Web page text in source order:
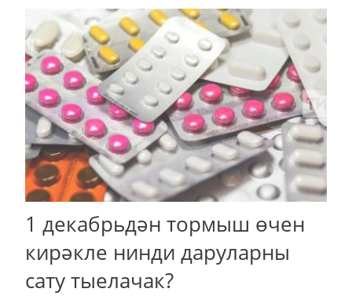
1 декабрьдән тормыш өчен
кирәкле нинди даруларны
сату тыелачак?